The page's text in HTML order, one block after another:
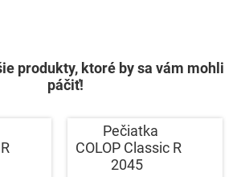
produkty, ktoré by sa vám mohli
páčiť!
Pečiatka
COLOP Classic R
2045